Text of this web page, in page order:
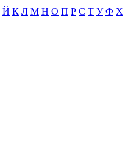
Й К Л М Н О П Р С Т У Ф Х